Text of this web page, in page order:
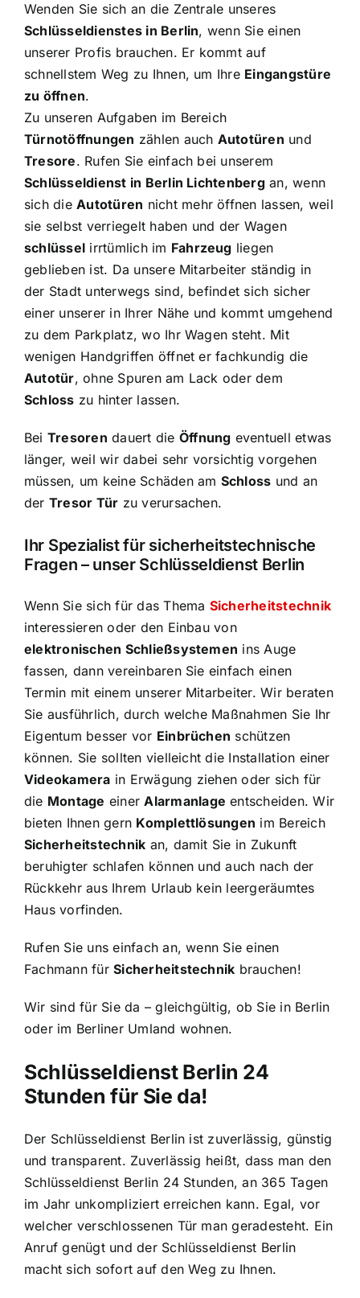
Wenden Sie sich an die Zentrale unseres
Schlüsseldienstes in Berlin, wenn Sie einen
unserer Profis brauchen. Er kommt auf
schnellstem Weg zu Ihnen, um Ihre Eingangstüre
zu öffnen.
Zu unseren Aufgaben im Bereich
Türnotöffnungen zählen auch Autotüren und
Tresore. Rufen Sie einfach bei unserem
Schlüsseldienst in Berlin Lichtenbergan, wenn
sich dieAutotüren nicht mehr öffnen lassen, weil
sie selbst verriegelt haben und der Wagen
schlüssel irrtümlich im Fahrzeug liegen
geblieben ist. Da unsere Mitarbeiter ständig in
der Stadt unterwegs sind, befindet sich sicher
einer unserer in Ihrer Nähe und kommt umgehend
zu dem Parkplatz, wo Ihr Wagen steht. Mit
wenigen Handgriffen öffnet er fachkundig die
Autotür, ohne Spuren am Lack oder dem
Schloss zu hinter lassen.
Bei Tresoren dauert die Öffnung eventuell etwas
länger, weil wir dabei sehr vorsichtig vorgehen
müssen, um keine Schäden am Schloss und an
der Tresor Tür zu verursachen.
Ihr Spezialist für sicherheitstechnische
Fragen – unser Schlüsseldienst Berlin
Wenn Sie sich für das Thema Sicherheitstechnik
interessieren oder den Einbau von
elektronischen Schließsystemen ins Auge
fassen, dann vereinbaren Sie einfach einen
Termin mit einem unserer Mitarbeiter. Wir beraten
Sie ausführlich, durch welche Maßnahmen Sie Ihr
Eigentum besser vor Einbrüchen schützen
können. Sie sollten vielleicht die Installation einer
Videokamera in Erwägung ziehen oder sich für
die Montage einerAlarmanlage entscheiden. Wir
bieten Ihnen gern Komplettlösungen im Bereich
Sicherheitstechnik an, damit Sie in Zukunft
beruhigter schlafen können und auch nach der
Rückkehr aus Ihrem Urlaub kein leergeräumtes
Haus vorfinden.
Rufen Sie uns einfach an, wenn Sie einen
Fachmann fürSicherheitstechnik brauchen!
Wir sind für Sie da – gleichgültig, ob Sie in Berlin
oder im Berliner Umland wohnen.
Schlüsseldienst Berlin 24
Stunden für Sie da!
Der Schlüsseldienst Berlin ist zuverlässig, günstig
und transparent. Zuverlässig heißt, dass man den
Schlüsseldienst Berlin 24 Stunden, an 365 Tagen
im Jahr unkompliziert erreichen kann. Egal, vor
welcher verschlossenen Tür man geradesteht. Ein
Anruf genügt und der Schlüsseldienst Berlin
macht sich sofort auf den Weg zu Ihnen.